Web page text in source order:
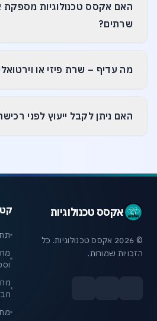
האם אקסס טכנולוגיות מספקת
שרתים?
מה עדיף – שרת פיזי או
האם ניתן לקבל ייעוץ לפני
אקסס טכנולוגיות
© 2026 אקסס טכנולוגיות. כל
הזכויות שמורות.